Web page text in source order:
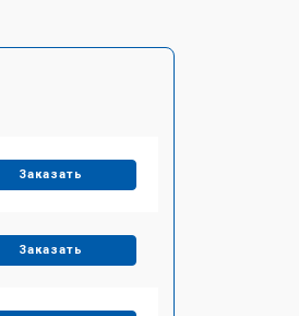
Заказать
Заказать